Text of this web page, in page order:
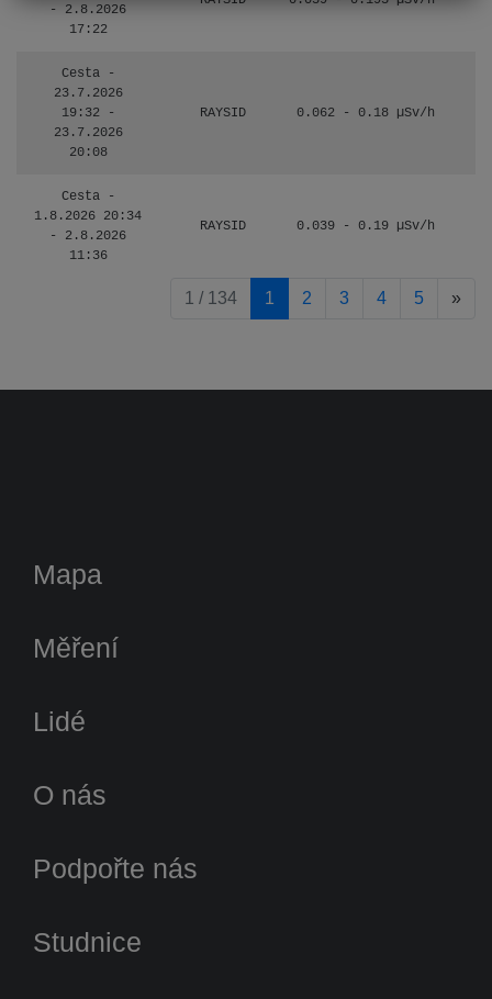
- 2.8.2026
17:22
Cesta -
23.7.2026
19:32 -
23.7.2026
20:08
RAYSID 0.062 - 0.18 µSv/h
Cesta -
1.8.2026 20:34
- 2.8.2026
11:36
RAYSID 0.039 - 0.19 µSv/h
1 / 134 1 2 3 4 5 »
Mapa
Měření
Lidé
O nás
Podpořte nás
Studnice